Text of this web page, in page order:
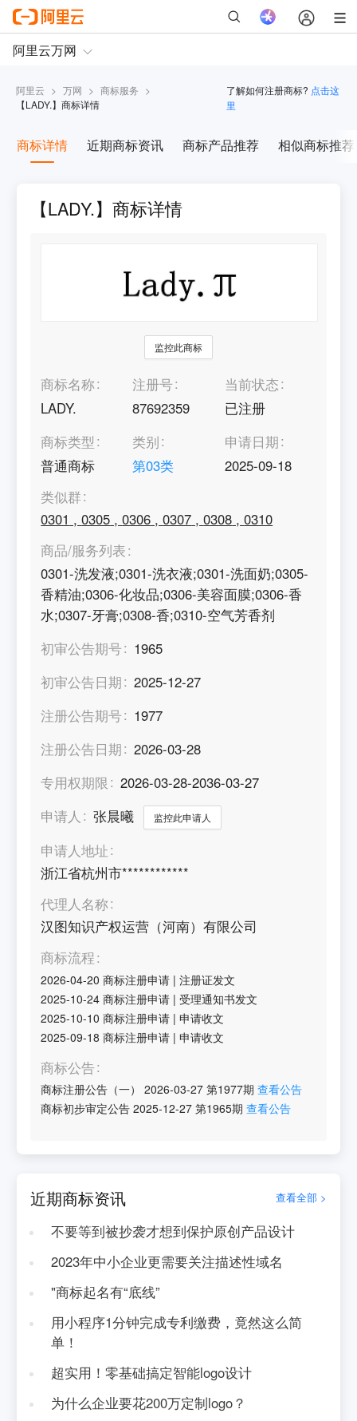
阿里云 > 万网 > 商标服务 >
【LADY.】商标详情
了解如何注册商标? 点击这
里
商标详情 近期商标资讯 商标产品推荐 相似商标推荐
【LADY.】商标详情
监控此商标
商标名称
LADY.
注册号
87692359
当前状态
已注册
商标类型
普通商标
类别
第03类
申请日期
2025-09-18
类似群
0301 ,0305 ,0306 ,0307 ,0308 ,0310
商品/服务列表
0301-洗发液;0301-洗衣液;0301-洗面奶;0305-
香精油;0306-化妆品;0306-美容面膜;0306-香
水;0307-牙膏;0308-香;0310-空气芳香剂
初审公告期号
1965
初审公告日期
2025-12-27
注册公告期号
1977
注册公告日期
2026-03-28
专用权期限
2026-03-28-2036-03-27
申请人
张晨曦 监控此申请人
申请人地址
浙江省杭州市************
代理人名称
汉图知识产权运营（河南）有限公司
商标流程
2026-04-20 商标注册申请 |注册证发文
2025-10-24 商标注册申请 |受理通知书发文
2025-10-10 商标注册申请 |申请收文
2025-09-18 商标注册申请 |申请收文
商标公告
商标注册公告（一） 2026-03-27 第1977期 查看公告
商标初步审定公告 2025-12-27 第1965期 查看公告
近期商标资讯 查看全部 >
不要等到被抄袭才想到保护原创产品设计
2023年中小企业更需要关注描述性域名
"商标起名有“底线”
用小程序1分钟完成专利缴费，竟然这么简
单！
超实用！零基础搞定智能logo设计
为什么企业要花200万定制logo？